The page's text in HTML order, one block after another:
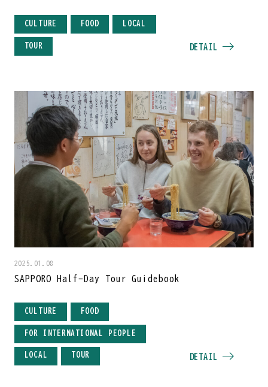
CULTURE FOOD LOCAL
TOUR DETAIL
2025.01.08
SAPPORO Half-Day Tour Guidebook
CULTURE FOOD
FOR INTERNATIONAL PEOPLE
LOCAL TOUR DETAIL